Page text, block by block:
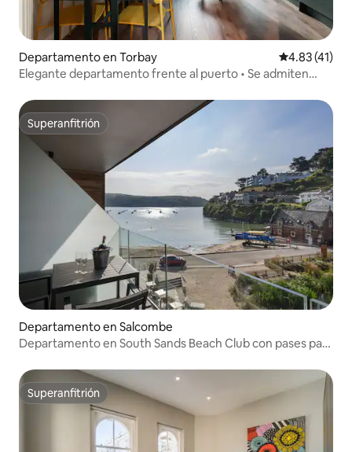
Departamento en Torbay Calificación
4.83 (41)
Elegante departamento frente al puerto • Se admiten
Superanfitrión
Superanfitrión
Departamento en Salcombe
Departamento en South Sands Beach Club con pases para
Superanfitrión
Superanfitrión